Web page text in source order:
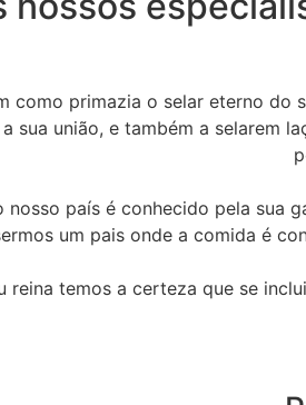
como primazia o selar eterno do
sua união, e também a selarem
nosso país é conhecido pela sua
um pais onde a comida é
reina temos a certeza que se